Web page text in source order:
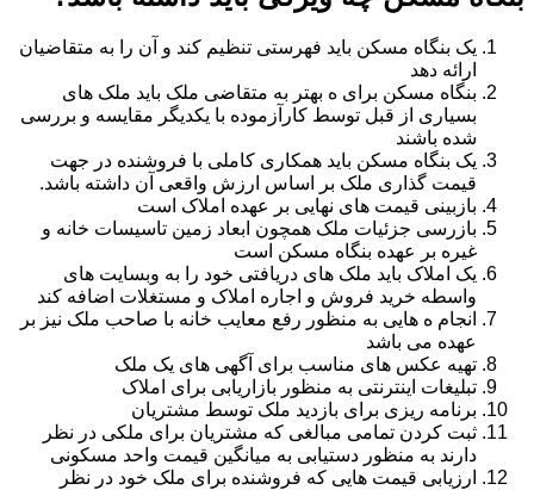
یک بنگاه مسکن باید فهرستی تنظیم کند و آن را به متقاضیان
ارائه دهد
بنگاه مسکن برای ه بهتر به متقاضی ملک باید ملک های
بسیاری از قبل توسط کارآزموده با یکدیگر مقایسه و بررسی
شده باشند
یک بنگاه مسکن باید همکاری کاملی با فروشنده در جهت
قیمت گذاری ملک بر اساس ارزش واقعی آن داشته باشد.
بازبینی قیمت های نهایی بر عهده املاک است
بازرسی جزئیات ملک همچون ابعاد زمین تاسیسات خانه و
غیره بر عهده بنگاه مسکن است
یک املاک باید ملک های دریافتی خود را به وبسایت های
واسطه خرید فروش و اجاره املاک و مستغلات اضافه کند
انجام ه هایی به منظور رفع معایب خانه با صاحب ملک نیز بر
عهده می باشد
تهیه عکس های مناسب برای آگهی های یک ملک
تبلیغات اینترنتی به منظور بازاریابی برای املاک
برنامه ریزی برای بازدید ملک توسط مشتریان
ثبت کردن تمامی مبالغی که مشتریان برای ملکی در نظر
دارند به منظور دستیابی به میانگین قیمت واحد مسکونی
ارزیابی قیمت هایی که فروشنده برای ملک خود در نظر